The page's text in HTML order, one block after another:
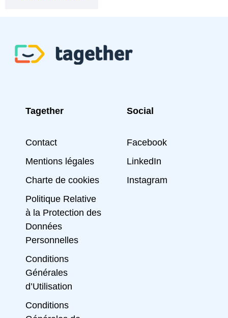
Tagether
Contact
Mentions légales
Charte de cookies
Politique Relative
à la Protection des
Données
Personnelles
Conditions
Générales
d’Utilisation
Conditions
Social
Facebook
LinkedIn
Instagram